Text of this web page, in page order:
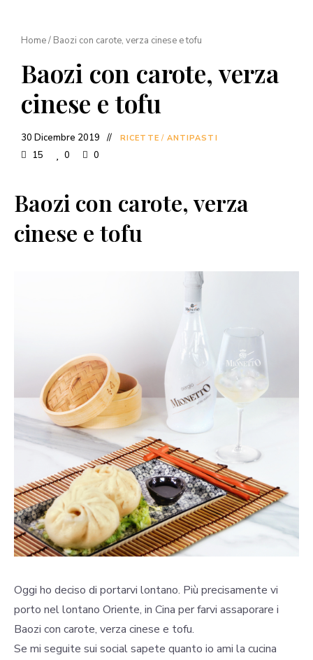
Home/ Baozi con carote, verza cinese e tofu
Baozi con carote, verza
cinese e tofu
30 Dicembre 2019 RICETTE / ANTIPASTI
15 0 0
Baozi con carote, verza
cinese e tofu
Oggi ho deciso di portarvi lontano. Più precisamente vi
porto nel lontano Oriente, in Cina per farvi assaporare i
Baozi con carote, verza cinese e tofu.
Se mi seguite sui social sapete quanto io ami la cucina